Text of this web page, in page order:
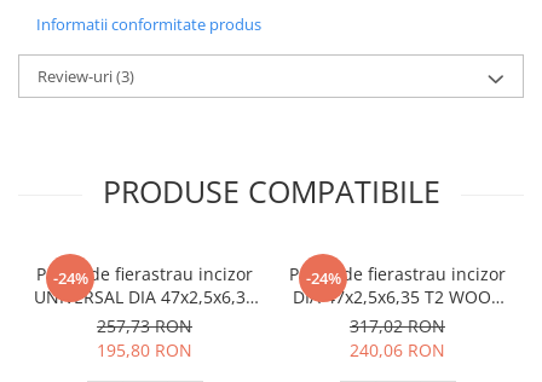
Informatii conformitate produs
Review-uri(3)
PRODUSE COMPATIBILE
-24%
Panza de fierastrau incizor
UNIVERSAL DIA 47x2,5x6,35
T1
257,73 RON
195,80 RON
-24%
Panza de fierastrau incizor
DIA 47x2,5x6,35 T2 WOOD
FINE CUT SPECIAL
317,02 RON
240,06 RON